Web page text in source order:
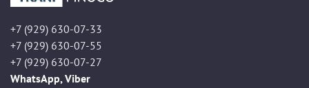
+7 (929) 630-07-33
+7 (929) 630-07-55
+7 (929) 630-07-27
WhatsApp, Viber